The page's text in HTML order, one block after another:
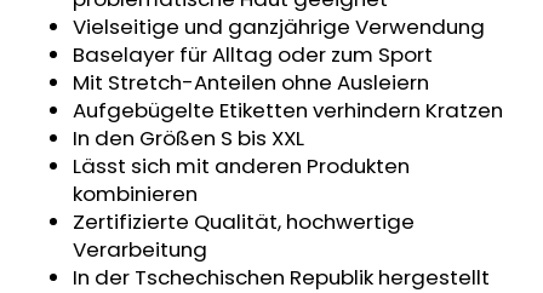
Vielseitige und ganzjährige Verwendung
Baselayer für Alltag oder zum Sport
Mit Stretch-Anteilen ohne Ausleiern
Aufgebügelte Etiketten verhindern Kratzen
In den Größen S bis XXL
Lässt sich mit anderen Produkten
kombinieren
Zertifizierte Qualität, hochwertige
Verarbeitung
In der Tschechischen Republik hergestellt